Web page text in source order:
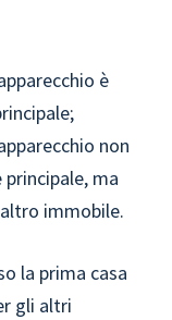
è
non
ma
immobile.
la prima casa
gli altri